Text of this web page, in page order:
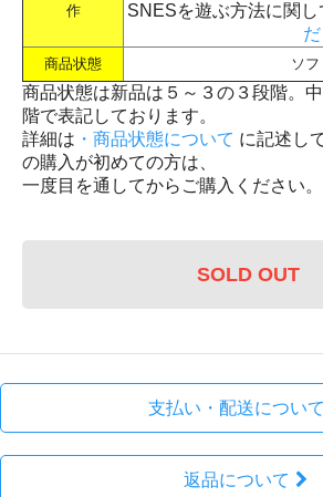
作
SNESを遊ぶ方法に関し
だ
商品状態 ソ
商品状態は新品は５～３の３段階。
階で表記しております。
詳細は ・商品状態について に記述し
の購入が初めての方は、
一度目を通してからご購入ください。
SOLD OUT
支払い・配送について
返品について